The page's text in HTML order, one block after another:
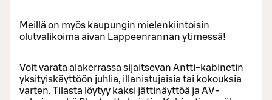
Meillä on myös kaupungin mielenkiintoisin
olutvalikoima aivan Lappeenrannan ytimessä!
Voit varata alakerrassa sijaitsevan Antti-kabinetin
yksityiskäyttöön juhlia, illanistujaisia tai kokouksia
varten. Tilasta löytyy kaksi jättinäyttöä ja AV-